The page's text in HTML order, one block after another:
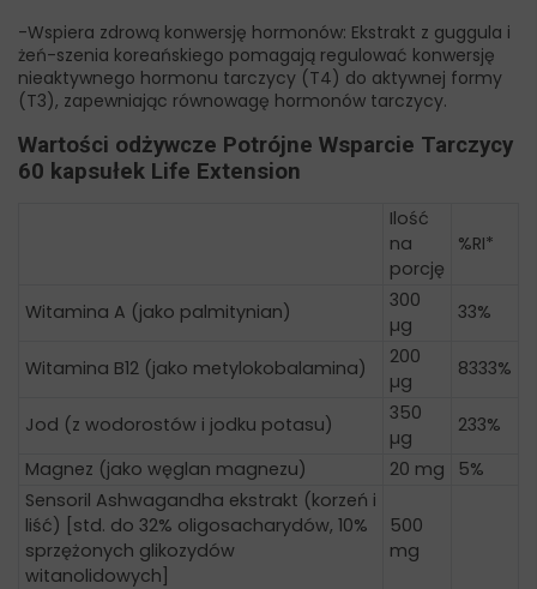
-Wspiera zdrową konwersję hormonów: Ekstrakt z guggula i
żeń-szenia koreańskiego pomagają regulować konwersję
nieaktywnego hormonu tarczycy (T4) do aktywnej formy
(T3), zapewniając równowagę hormonów tarczycy.
Wartości odżywcze Potrójne Wsparcie Tarczycy
60 kapsułek Life Extension
Ilość
na
porcję
%RI*
Witamina A (jako palmitynian)
300
µg
33%
Witamina B12 (jako metylokobalamina)
200
µg
8333%
Jod (z wodorostów i jodku potasu)
350
µg
233%
Magnez (jako węglan magnezu)
20 mg
5%
Sensoril Ashwagandha ekstrakt (korzeń i
liść) [std. do 32% oligosacharydów, 10%
sprzężonych glikozydów
witanolidowych]
500
mg